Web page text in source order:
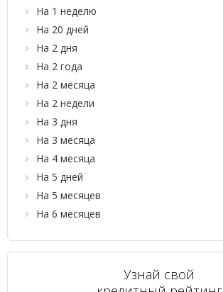
На 1 неделю
На 20 дней
На 2 дня
На 2 года
На 2 месяца
На 2 недели
На 3 дня
На 3 месяца
На 4 месяца
На 5 дней
На 5 месяцев
На 6 месяцев
Узнай свой